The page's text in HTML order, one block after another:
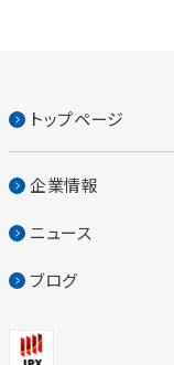
トップページ
企業情報
ニュース
ブログ